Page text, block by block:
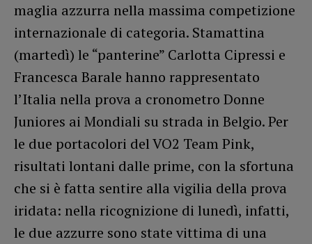
maglia azzurra nella massima competizione
internazionale di categoria. Stamattina
(martedì) le “panterine” Carlotta Cipressi e
Francesca Barale hanno rappresentato
l’Italia nella prova a cronometro Donne
Juniores ai Mondiali su strada in Belgio. Per
le due portacolori del VO2 Team Pink,
risultati lontani dalle prime, con la sfortuna
che si è fatta sentire alla vigilia della prova
iridata: nella ricognizione di lunedì, infatti,
le due azzurre sono state vittima di una